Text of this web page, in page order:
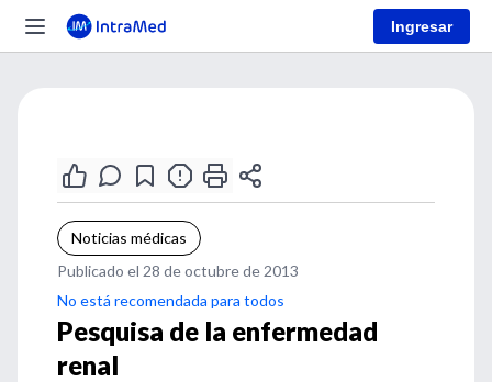
Ingresar
Noticias médicas
Publicado el 28 de octubre de 2013
No está recomendada para todos
Pesquisa de la enfermedad
renal